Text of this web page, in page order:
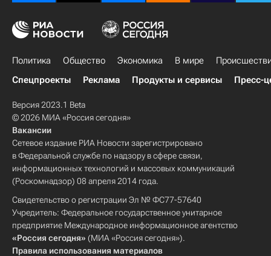
Политика Общество Экономика В мире
Спецпроекты
Реклама Продукты и сервисы Пресс-
Версия 2023.1 Beta
© 2026 МИА «Россия сегодня»
Вакансии
Сетевое издание РИА Новости зарегистрировано
в Федеральной службе по надзору в сфере связи,
информационных технологий и массовых коммуникаций
(Роскомнадзор) 08 апреля 2014 года.
Свидетельство о регистрации Эл № ФС77-57640
Учредитель: Федеральное государственное унитарное
предприятие Международное информационное агентство
«Россия сегодня» (МИА «Россия сегодня»).
Правила использования материалов